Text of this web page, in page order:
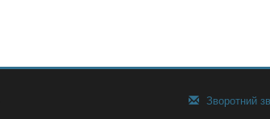
Зворотний